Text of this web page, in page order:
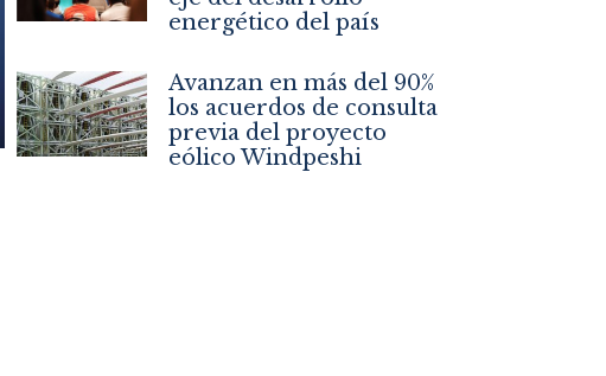
energético del país
Avanzan en más del 90%
los acuerdos de consulta
previa del proyecto
eólico Windpeshi